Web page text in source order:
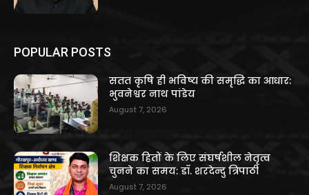
POPULAR POSTS
सतत कृषि ही भविष्य की समृद्धि का आधार:
भुवनेश्वर नाथ पांडेय
August 7, 2026
शिक्षक हितों के लिए संघर्षशील नेतृत्व
चुनने का समय: डॉ. शरदेन्दु त्रिपाठी
August 7, 2026